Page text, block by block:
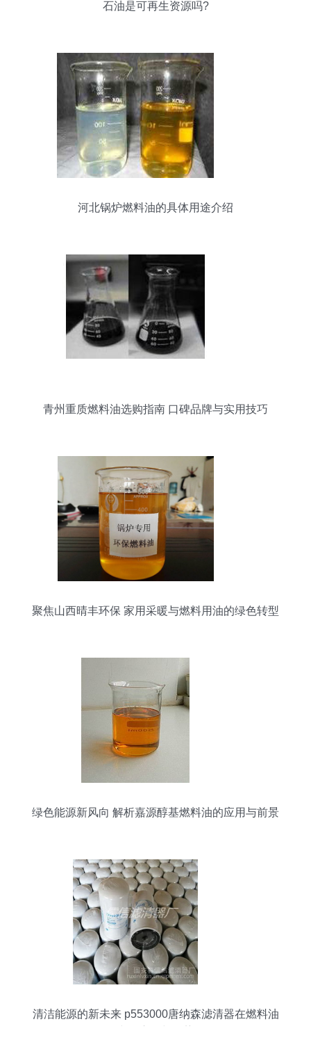
石油是可再生资源吗?
河北锅炉燃料油的具体用途介绍
青州重质燃料油选购指南 口碑品牌与实用技巧
聚焦山西晴丰环保 家用采暖与燃料用油的绿色转型
绿色能源新风向 解析嘉源醇基燃料油的应用与前景
清洁能源的新未来 p553000唐纳森滤清器在燃料油